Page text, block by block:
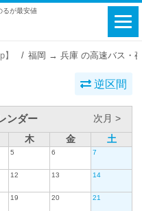
るが最安値
福岡 → 兵庫 の高速バス・
逆区間
ンダー
次月 >
木 金 土
5 6 7
12 13 14
19 20 21